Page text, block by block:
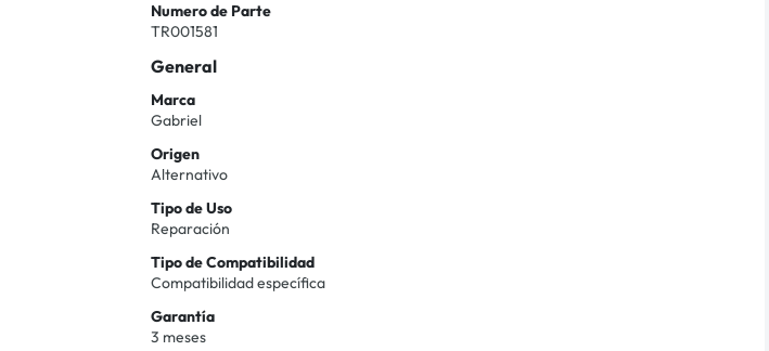
Numero de Parte
TR001581
General
Marca
Gabriel
Origen
Alternativo
Tipo de Uso
Reparación
Tipo de Compatibilidad
Compatibilidad específica
Garantía
3 meses